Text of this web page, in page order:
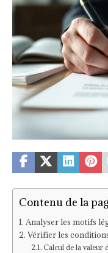
Contenu de la
Analyser les motifs
Vérifier les
Calcul de la valeur